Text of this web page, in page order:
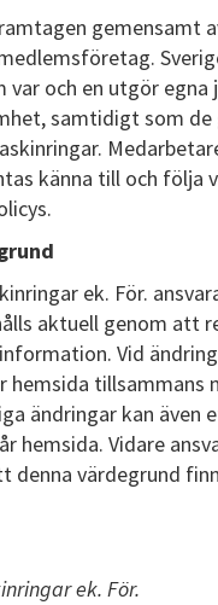
gemensamt
var och en utgör
samtidigt som
känna till och följa
ek. För.
aktuell genom att
Vid
hemsida
ändringar kan även
hemsida. Vidare
denna värdegrund
ek. För.